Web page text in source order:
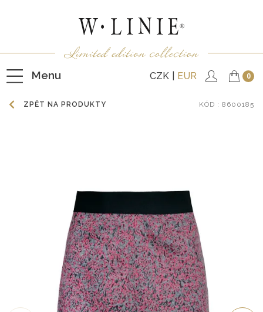
Menu CZK EUR 0
PODŠITÉ KABÁTKY
KALHOTY
KABÁTY, BUNDY
ZPĚT NA PRODUKTY KÓD : 8600185